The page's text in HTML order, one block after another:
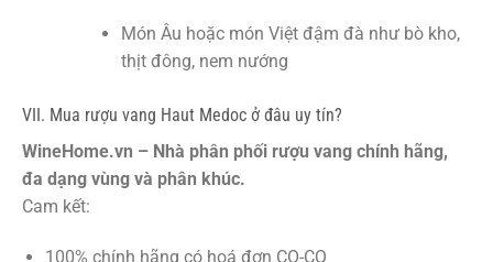
Món Âu hoặc món Việt đậm đà như bò kho,
thịt đông, nem nướng
VII. Mua rượu vang Haut Medoc ở đâu uy tín?
WineHome.vn – Nhà phân phối rượu vang chính hãng,
đa dạng vùng và phân khúc.
Cam kết:
100% chính hãng có hoá đơn CO-CQ